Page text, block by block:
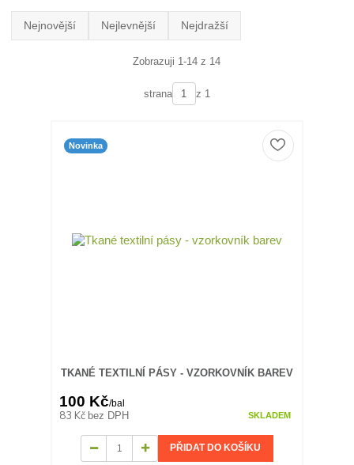
Nejnovější Nejlevnější Nejdražší
Zobrazuji 1-14 z 14
strana z 1
Novinka
TKANÉ TEXTILNÍ PÁSY - VZORKOVNÍK BAREV
100 Kč/bal
83 Kč bez DPH SKLADEM
PŘIDAT DO KOŠÍKU